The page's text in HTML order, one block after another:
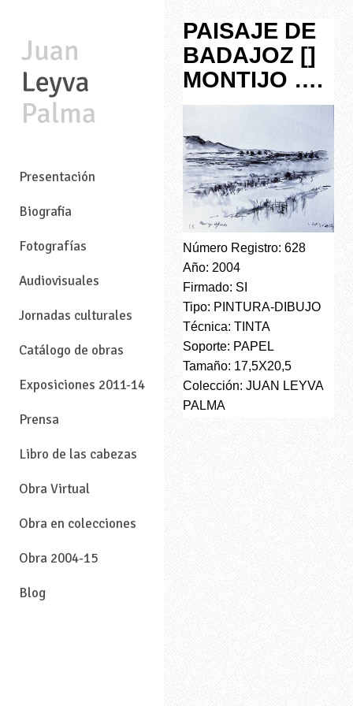
Presentación
Biografia
Fotografías
Audiovisuales
Jornadas culturales
Catálogo de obras
Exposiciones 2011-14
Prensa
Libro de las cabezas
Obra Virtual
Obra en colecciones
Obra 2004-15
Blog
PAISAJE DE
BADAJOZ []
MONTIJO ….
Número Registro: 628
Año: 2004
Firmado: SI
Tipo: PINTURA-DIBUJO
Técnica: TINTA
Soporte: PAPEL
Tamaño: 17,5X20,5
Colección: JUAN LEYVA
PALMA